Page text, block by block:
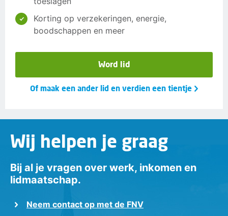
Korting op verzekeringen, energie,
boodschappen en meer
Word lid
Of maak een ander lid en verdien een tientje
Wij helpen je graag
Bij al je vragen over werk, inkomen en
lidmaatschap.
Neem contact op met de FNV